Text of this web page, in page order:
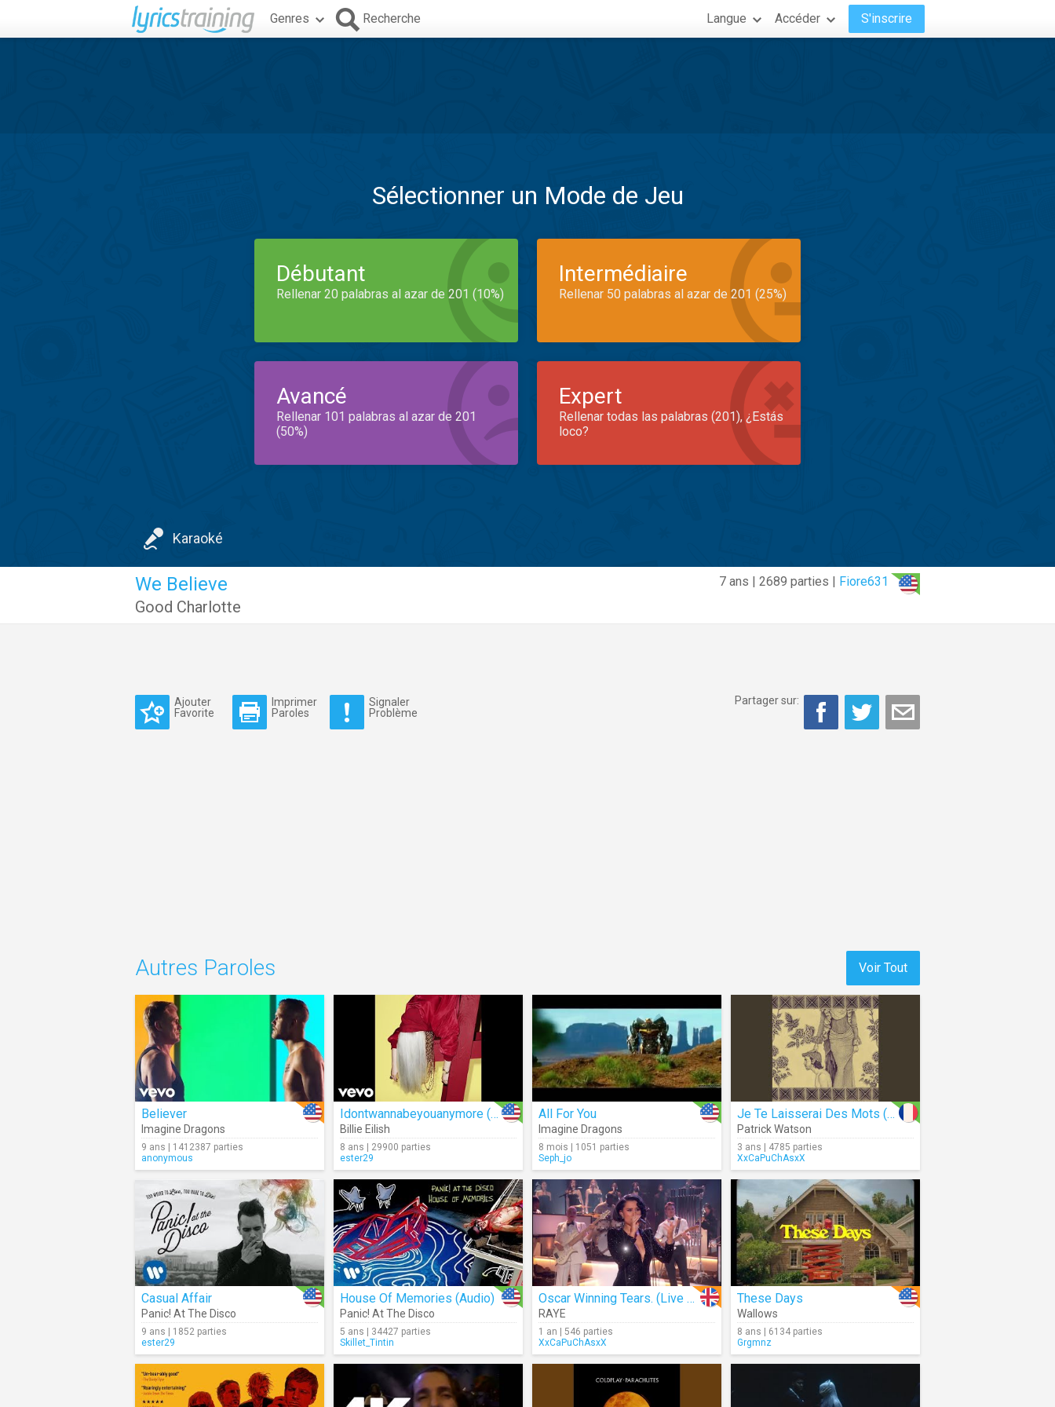
Genres Recherche Langue Accéder S'inscrire
Sélectionner un Mode de Jeu
Débutant
Rellenar 20 palabras al azar de 201 (10%)
Intermédiaire
Rellenar 50 palabras al azar de 201 (25%)
Avancé
Rellenar 101 palabras al azar de 201
(50%)
Expert
Rellenar todas las palabras (201), ¿Estás
loco?
Karaoké
7 ans | 2689 parties | Fiore631
We Believe
Good Charlotte
Ajouter
Favorite
Imprimer
Paroles
Signaler
Problème
Partager sur:
Voir Tout
Autres Paroles
Believer
Imagine Dragons
9 ans | 1412387 parties
anonymous
Idontwannabeyouanymore (Audio)
Billie Eilish
8 ans | 29900 parties
ester29
All For You
Imagine Dragons
8 mois | 1051 parties
Seph_jo
Je Te Laisserai Des Mots (Audio)
Patrick Watson
3 ans | 4785 parties
XxCaPuChAsxX
Casual Affair
Panic! At The Disco
9 ans | 1852 parties
ester29
House Of Memories (Audio)
Panic! At The Disco
5 ans | 34427 parties
Skillet_Tintin
Oscar Winning Tears. (Live At The 2025 GRAMMYs)
RAYE
1 an | 546 parties
XxCaPuChAsxX
These Days
Wallows
8 ans | 6134 parties
Grgmnz